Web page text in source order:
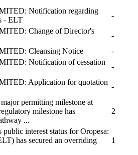
Notification regarding
- ELT
-
Change of Director's
-
Cleansing Notice
-
Notification of cessation
-
Application for quotation
-
major permitting milestone at
milestone has
...
2
public interest status for Oropesa:
has secured an overriding
1